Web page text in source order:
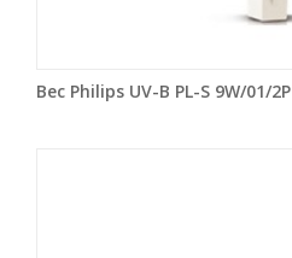
Bec Philips UV-B PL-S 9W/01/2P